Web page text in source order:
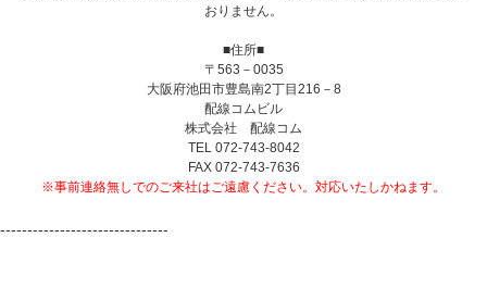
おりません。
■住所■
〒563－0035
大阪府池田市豊島南2丁目216－8
配線コムビル
株式会社 配線コム
TEL 072-743-8042
FAX 072-743-7636
※事前連絡無しでのご来社はご遠慮ください。対応いたしかねます。
-------------------------------